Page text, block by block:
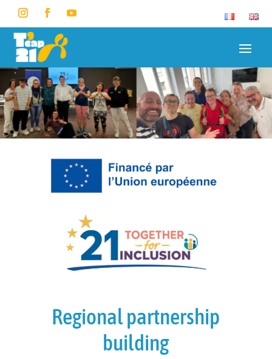
Regional partnership
building